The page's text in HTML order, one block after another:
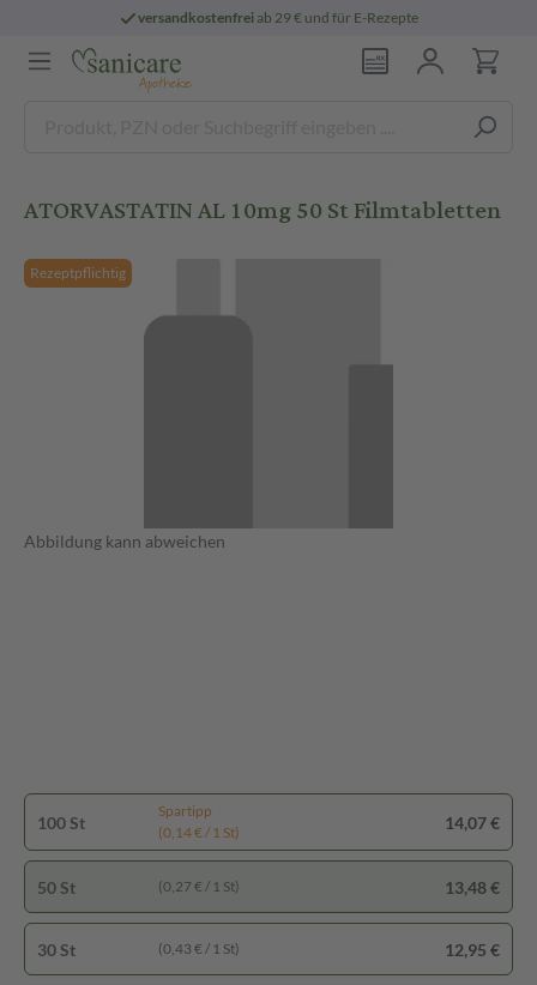
versandkostenfreiab 29 € und für E-Rezepte
ATORVASTATIN AL 10mg 50 St Filmtabletten
Rezeptpflichtig
Abbildung kann abweichen
100 St
Spartipp
(0,14 € / 1 St)
14,07 €
50 St (0,27 € / 1 St) 13,48 €
30 St (0,43 € / 1 St) 12,95 €